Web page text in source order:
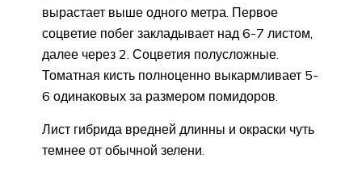
вырастает выше одного метра. Первое
соцветие побег закладывает над 6-7 листом,
далее через 2. Соцветия полусложные.
Томатная кисть полноценно выкармливает 5-
6 одинаковых за размером помидоров.
Лист гибрида вредней длинны и окраски чуть
темнее от обычной зелени.